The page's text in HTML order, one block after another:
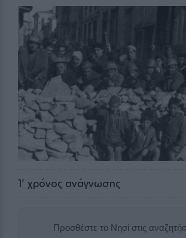
1' χρόνος ανάγνωσης
Προσθέστε το Νησί στις